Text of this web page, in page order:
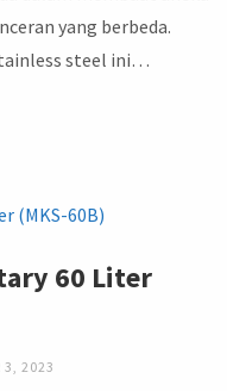
yang berbeda.
steel ini…
60 Liter
3, 2023